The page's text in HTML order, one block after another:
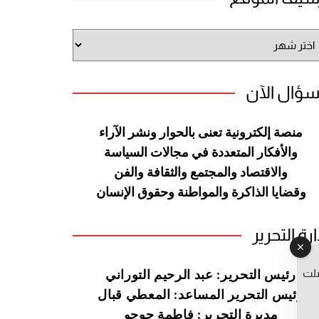
الآن
منصة إلكترونية تعنى بالحوار ونشر الآراء
والأفكار المتعددة في مجالات السياسة
والاقتصاد والمجتمع والثقافة والفن
وقضايا الذاكرة والمواطنة وحقوق الإنسان
التحرير
رئيس التحرير: عبد الرحيم التوراني
رئيس التحرير المساعد: المعطي قبال
مديرة التحرير: فاطمة حوحو